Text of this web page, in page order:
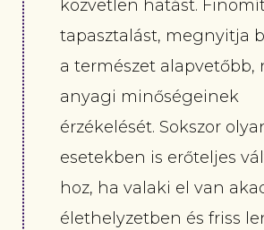
közvetlen hatást.
tapasztalást, megnyitja
a természet alapvetőbb,
anyagi minőségeinek
érzékelését. Sokszor
esetekben is erőteljes
hoz, ha valaki el van
élethelyzetben és friss